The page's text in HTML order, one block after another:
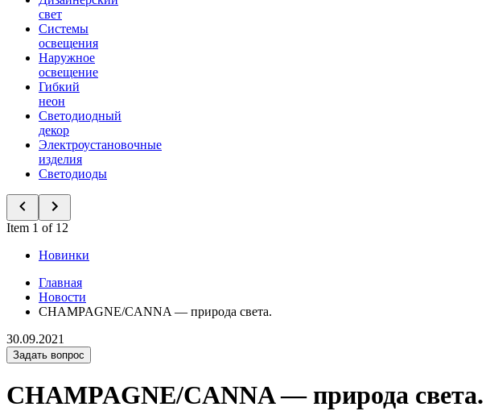
свет
Системы
освещения
Наружное
освещение
Гибкий
неон
Светодиодный
декор
Электроустановочные
изделия
Светодиоды
Item 1 of 12
Новинки
Главная
Новости
CHAMPAGNE/CANNA — природа света.
30.09.2021
Задать вопрос
CHAMPAGNE/CANNA — природа света.